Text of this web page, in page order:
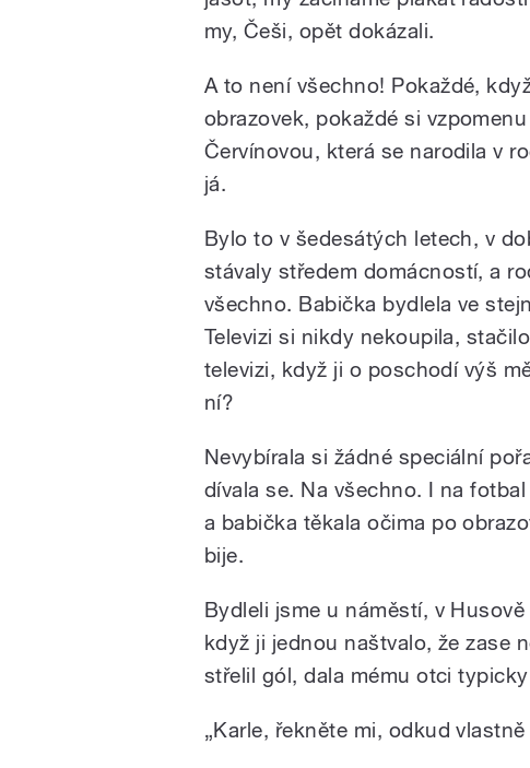
my, Češi, opět dokázali.
A to není všechno! Pokaždé,
obrazovek, pokaždé si
Červínovou, která se narodila v
já.
Bylo to v šedesátých letech, v
stávaly středem domácností, a
všechno. Babička bydlela ve
Televizi si nikdy nekoupila,
televizi, když ji o poschodí výš
ní?
Nevybírala si žádné speciální
dívala se. Na všechno. I na
a babička těkala očima po
bije.
Bydleli jsme u náměstí, v
když ji jednou naštvalo, že zase
střelil gól, dala mému otci
„Karle, řekněte mi, odkud vlastně